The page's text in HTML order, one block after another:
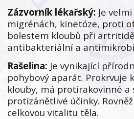
Zázvorník lékařský: Je
migrénách, kinetóze, proti
bolestem kloubů při
antibakteriální a
Rašelina: Je vynikající
pohybový aparát. Prokrvuje
klouby, má protirakovinné a
protizánětlivé účinky.
celkovou vitalitu těla.